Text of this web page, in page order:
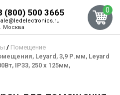
(800) 500 3665
Москва
0
Помещение
Leyard, 3,9 Р.мм, Leyard
IP33, 250 x 125мм,